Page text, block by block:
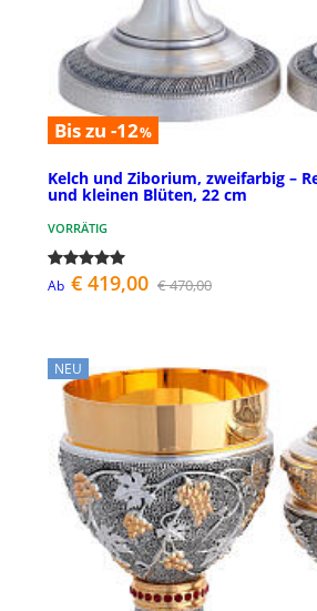
Bis zu -12%
Kelch und Ziborium, zweifarbig –
und kleinen Blüten, 22 cm
VORRÄTIG
Ab € 419,00 € 470,00
NEU